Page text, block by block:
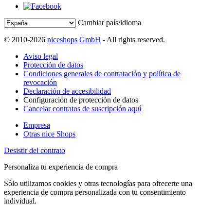
Cambiar país/idioma
© 2010-2026 niceshops GmbH - All rights reserved.
Aviso legal
Protección de datos
Condiciones generales de contratación y política de
revocación
Declaración de accesibilidad
Configuración de protección de datos
Cancelar contratos de suscripción aquí
Empresa
Otras nice Shops
Desistir del contrato
Personaliza tu experiencia de compra
Sólo utilizamos cookies y otras tecnologías para ofrecerte una
experiencia de compra personalizada con tu consentimiento
individual.